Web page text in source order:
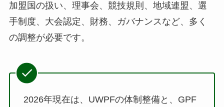
加盟国の扱い、理事会、競技規則、地域連盟、選
手制度、大会認定、財務、ガバナンスなど、多く
の調整が必要です。
2026年現在は、UWPFの体制整備と、GPF